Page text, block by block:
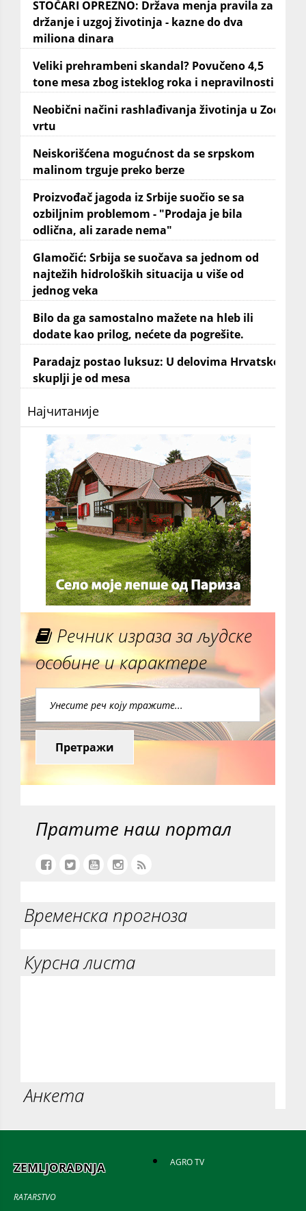
STOČARI OPREZNO: Država menja pravila za
držanje i uzgoj životinja - kazne do dva
miliona dinara
Veliki prehrambeni skandal? Povučeno 4,5
tone mesa zbog isteklog roka i nepravilnosti
Neobični načini rashlađivanja životinja u Zoo
vrtu
Neiskorišćena mogućnost da se srpskom
malinom trguje preko berze
Proizvođač jagoda iz Srbije suočio se sa
ozbiljnim problemom - "Prodaja je bila
odlična, ali zarade nema"
Glamočić: Srbija se suočava sa jednom od
najtežih hidroloških situacija u više od
jednog veka
Bilo da ga samostalno mažete na hleb ili
dodate kao prilog, nećete da pogrešite.
Paradajz postao luksuz: U delovima Hrvatske
skuplji je od mesa
Најчитаније
Речник израза за људске
особине и карактере
Претражи
Пратите наш портал
Временска прогноза
Курсна листа
Анкета
ZEMLJORADNJA
RATARSTVO
AGRO TV